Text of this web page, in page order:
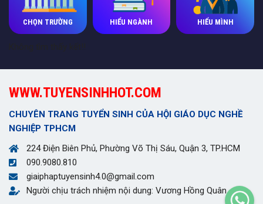
HIỂU MÌNH
HIỂU NGÀNH
CHỌN TRƯỜNG
WWW.TUYENSINHHOT.COM
CHUYÊN TRANG TUYỂN SINH CỦA HỘI GIÁO DỤC NGHỀ
NGHIỆP TPHCM
224 Điện Biên Phủ, Phường Võ Thị Sáu, Quận 3, TP.HCM
090.9080.810
giaiphaptuyensinh4.0@gmail.com
Người chịu trách nhiệm nội dung: Vương Hồng Quân